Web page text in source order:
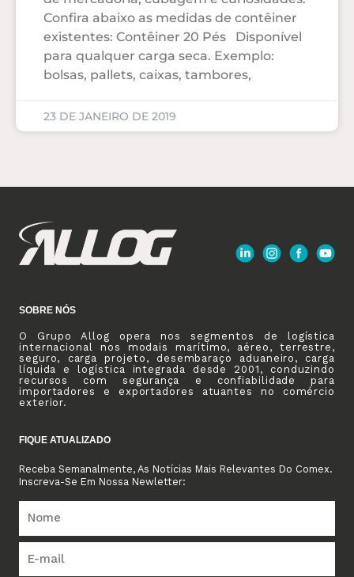
Confira abaixo as medidas de contêiner
existentes: Contêiner 20 Pés Disponível
para qualquer carga seca. Exemplo:
bolsas, pallets, caixas, tambores,
23 DE JANEIRO DE 2019
SOBRE NÓS
O Grupo Allog opera nos segmentos de logística
internacional nos modais marítimo, aéreo, terrestre,
seguro, carga projeto, desembaraço aduaneiro, carga
líquida e logística integrada desde 2001, conduzindo
recursos com segurança e confiabilidade para
importadores e exportadores atuantes no comércio
exterior.
FIQUE ATUALIZADO
Receba Semanalmente, As Notícias Mais Relevantes Do Comex.
Inscreva-Se Em Nossa Newletter: